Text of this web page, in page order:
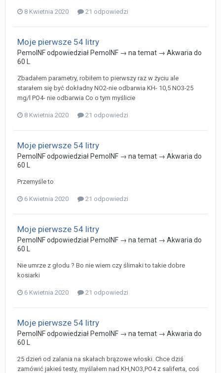
8 Kwietnia 2020 21 odpowiedzi
Moje pierwsze 54 litry
PemoINFodpowiedziałPemoINF → na temat → Akwaria do
60 L
Zbadałem parametry, robiłem to pierwszy raz w życiu ale
starałem się być dokładny NO2-nie odbarwia KH- 10,5 NO3-25
mg/l PO4- nie odbarwia Co o tym myślicie
8 Kwietnia 2020 21 odpowiedzi
Moje pierwsze 54 litry
PemoINFodpowiedziałPemoINF → na temat → Akwaria do
60 L
Przemyśle to
6 Kwietnia 2020 21 odpowiedzi
Moje pierwsze 54 litry
PemoINFodpowiedziałPemoINF → na temat → Akwaria do
60 L
Nie umrze z głodu ? Bo nie wiem czy ślimaki to takie dobre
kosiarki
6 Kwietnia 2020 21 odpowiedzi
Moje pierwsze 54 litry
PemoINFodpowiedziałPemoINF → na temat → Akwaria do
60 L
25 dzień od zalania na skałach brązowe włoski. Chce dziś
zamówić jakieś testy, myślałem nad KH,NO3,PO4 z saliferta, coś